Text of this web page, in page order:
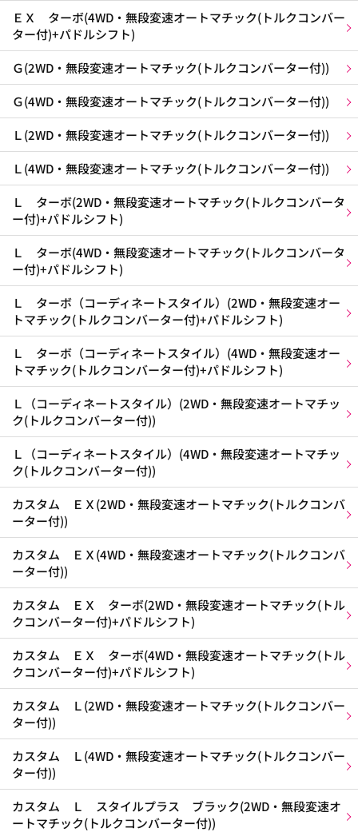
ＥＸ ターボ(4WD・無段変速オートマチック(トルクコンバー
ター付)+パドルシフト)
Ｇ(2WD・無段変速オートマチック(トルクコンバーター付))
Ｇ(4WD・無段変速オートマチック(トルクコンバーター付))
Ｌ(2WD・無段変速オートマチック(トルクコンバーター付))
Ｌ(4WD・無段変速オートマチック(トルクコンバーター付))
Ｌ ターボ(2WD・無段変速オートマチック(トルクコンバータ
ー付)+パドルシフト)
Ｌ ターボ(4WD・無段変速オートマチック(トルクコンバータ
ー付)+パドルシフト)
Ｌ ターボ（コーディネートスタイル）(2WD・無段変速オー
トマチック(トルクコンバーター付)+パドルシフト)
Ｌ ターボ（コーディネートスタイル）(4WD・無段変速オー
トマチック(トルクコンバーター付)+パドルシフト)
Ｌ（コーディネートスタイル）(2WD・無段変速オートマチッ
ク(トルクコンバーター付))
Ｌ（コーディネートスタイル）(4WD・無段変速オートマチッ
ク(トルクコンバーター付))
カスタム ＥＸ(2WD・無段変速オートマチック(トルクコンバ
ーター付))
カスタム ＥＸ(4WD・無段変速オートマチック(トルクコンバ
ーター付))
カスタム ＥＸ ターボ(2WD・無段変速オートマチック(トル
クコンバーター付)+パドルシフト)
カスタム ＥＸ ターボ(4WD・無段変速オートマチック(トル
クコンバーター付)+パドルシフト)
カスタム Ｌ(2WD・無段変速オートマチック(トルクコンバー
ター付))
カスタム Ｌ(4WD・無段変速オートマチック(トルクコンバー
ター付))
カスタム Ｌ スタイルプラス ブラック(2WD・無段変速オ
ートマチック(トルクコンバーター付))